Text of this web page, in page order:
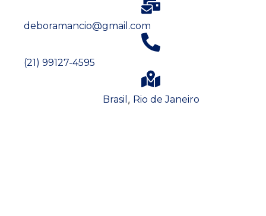
deboramancio@gmail.com
(21) 99127-4595
Brasil , Rio de Janeiro